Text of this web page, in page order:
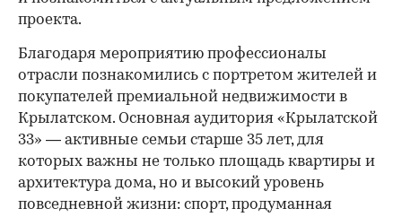
проекта.
Благодаря мероприятию профессионалы
отрасли познакомились с портретом жителей и
покупателей премиальной недвижимости в
Крылатском. Основная аудитория «Крылатской
33» — активные семьи старше 35 лет, для
которых важны не только площадь квартиры и
архитектура дома, но и высокий уровень
повседневной жизни: спорт, продуманная